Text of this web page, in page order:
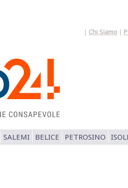
| Chi Siamo |
SALEMI BELICE PETROSINO